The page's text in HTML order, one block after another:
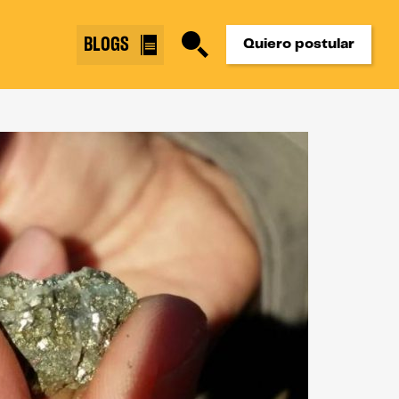
BLOGS Quiero postular